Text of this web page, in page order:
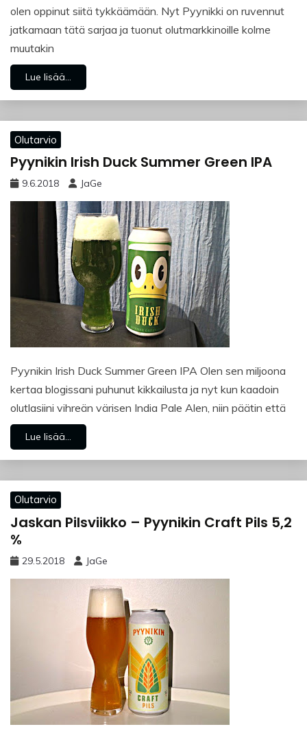
olen oppinut siitä tykkäämään. Nyt Pyynikki on ruvennut
jatkamaan tätä sarjaa ja tuonut olutmarkkinoille kolme
muutakin
Lue lisää...
Olutarvio
Pyynikin Irish Duck Summer Green IPA
9.6.2018 JaGe
Pyynikin Irish Duck Summer Green IPA Olen sen miljoona
kertaa blogissani puhunut kikkailusta ja nyt kun kaadoin
olutlasiini vihreän värisen India Pale Alen, niin päätin että
Lue lisää...
Olutarvio
Jaskan Pilsviikko – Pyynikin Craft Pils 5,2
%
29.5.2018 JaGe